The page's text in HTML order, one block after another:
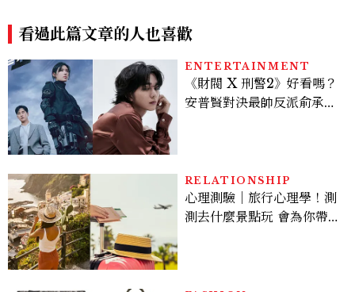
看過此篇文章的人也喜歡
ENTERTAINMENT
《財閥 X 刑警2》好看嗎？
安普賢對決最帥反派俞承
多大？
RELATIONSHIP
心理測驗｜旅行心理學！測
測去什麼景點玩 會為你帶來